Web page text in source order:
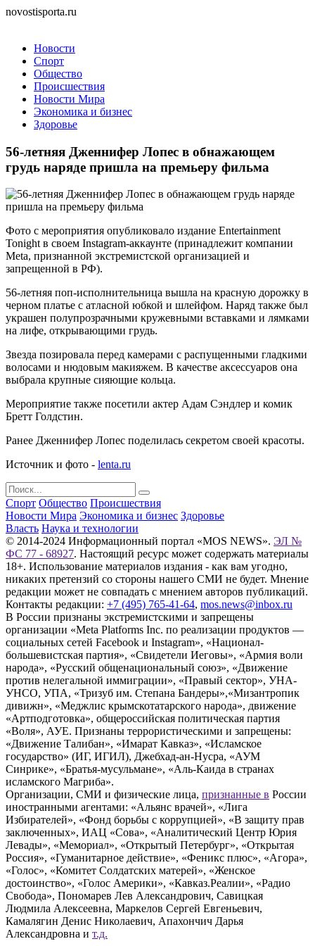
novostisporta.ru
Новости
Спорт
Общество
Происшествия
Новости Мира
Экономика и бизнес
Здоровье
56-летняя Дженнифер Лопес в обнажающем
грудь наряде пришла на премьеру фильма
Фото с мероприятия опубликовало издание Entertainment
Tonight в своем Instagram-аккаунте (принадлежит компании
Meta, признанной экстремистской организацией и
запрещенной в РФ).
56-летняя поп-исполнительница вышла на красную дорожку в
черном платье с атласной юбкой и шлейфом. Наряд также был
украшен полупрозрачными кружевными вставками и лямками
на лифе, открывающими грудь.
Звезда позировала перед камерами с распущенными гладкими
волосами и нюдовым макияжем. В качестве аксессуаров она
выбрала крупные сияющие кольца.
Мероприятие также посетили актер Адам Сэндлер и комик
Бретт Голдстин.
Ранее Дженнифер Лопес поделилась секретом своей красоты.
Источник и фото - lenta.ru
Спорт Общество Происшествия
Новости Мира Экономика и бизнес Здоровье
Власть Наука и технологии
© 2014-2024 Информационный портал «MOS NEWS». ЭЛ №
ФС 77 - 68927. Настоящий ресурс может содержать материалы
18+. Использование материалов издания - как вам угодно,
никаких претензий со стороны нашего СМИ не будет. Мнение
редакции может не совпадать с мнением авторов публикаций.
Контакты редакции: +7 (495) 765-41-64, mos.news@inbox.ru
В России признаны экстремистскими и запрещены
организации «Meta Platforms Inc. по реализации продуктов —
социальных сетей Facebook и Instagram», «Национал-
большевистская партия», «Свидетели Иеговы», «Армия воли
народа», «Русский общенациональный союз», «Движение
против нелегальной иммиграции», «Правый сектор», УНА-
УНСО, УПА, «Тризуб им. Степана Бандеры»,«Мизантропик
дивижн», «Меджлис крымскотатарского народа», движение
«Артподготовка», общероссийская политическая партия
«Воля», АУЕ. Признаны террористическими и запрещены:
«Движение Талибан», «Имарат Кавказ», «Исламское
государство» (ИГ, ИГИЛ), Джебхад-ан-Нусра, «АУМ
Синрике», «Братья-мусульмане», «Аль-Каида в странах
исламского Магриба».
Организации, СМИ и физические лица, признанные в России
иностранными агентами: «Альянс врачей», «Лига
Избирателей», «Фонд борьбы с коррупцией», «В защиту прав
заключенных», ИАЦ «Сова», «Аналитический Центр Юрия
Левады», «Мемориал», «Открытый Петербург», «Открытая
Россия», «Гуманитарное действие», «Феникс плюс», «Агора»,
«Голос», «Комитет Солдатских матерей», «Женское
достоинство», «Голос Америки», «Кавказ.Реалии», «Радио
Свобода», Пономарев Лев Александрович, Савицкая
Людмила Алексеевна, Маркелов Сергей Евгеньевич,
Камалягин Денис Николаевич, Апахончич Дарья
Александровна и т.д.